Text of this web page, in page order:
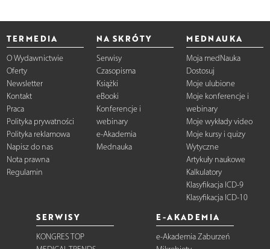
TERMEDIA
O Wydawnictwie
Oferty
Newsletter
Kontakt
Praca
Polityka prywatności
Polityka reklamowa
Napisz do nas
Nota prawna
Regulamin
NA SKRÓTY
Serwisy
Czasopisma
Książki
eBooki
Konferencje i
webinary
e-Akademia
Mednauka
MEDNAUKA
Moja medNauka
Dostosuj
Moje ulubione
Moje konferencje i
webinary
Moje wykłady video
Moje kursy i quizy
Wytyczne
Artykuły naukowe
Kalkulatory
Klasyfikacja ICD-9
Klasyfikacja ICD-10
SERWISY
KONGRES TOP
E-AKADEMIA
e-Akademia Zaburzeń